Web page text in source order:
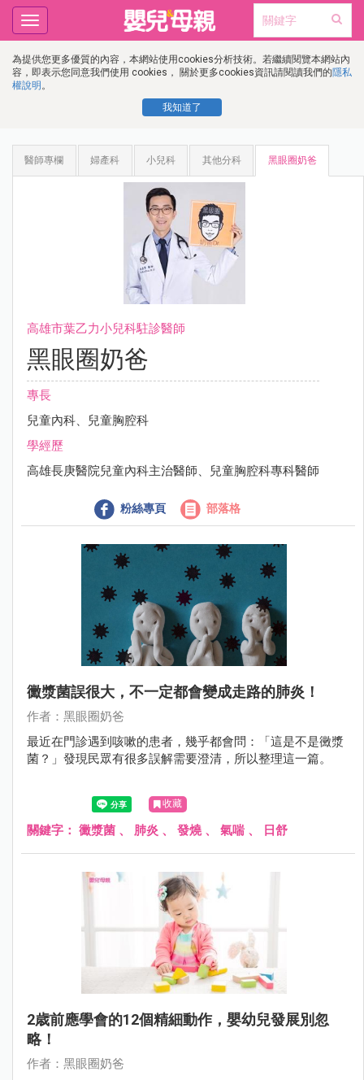
為提供您更多優質的內容，本網站使用cookies分析技術。若繼續閱覽本網站內
容，即表示您同意我們使用 cookies， 關於更多cookies資訊請閱讀我們的隱私
權說明 。
我知道了
Toggle
navigation
醫師專欄 婦產科 小兒科 其他分科 黑眼圈奶爸
高雄市葉乙力小兒科駐診醫師
黑眼圈奶爸
專長
兒童內科、兒童胸腔科
學經歷
高雄長庚醫院兒童內科主治醫師、兒童胸腔科專科醫師
粉絲專頁 部落格
黴漿菌誤很大，不一定都會變成走路的肺炎！
作者：黑眼圈奶爸
最近在門診遇到咳嗽的患者，幾乎都會問：「這是不是黴漿
菌？」發現民眾有很多誤解需要澄清，所以整理這一篇。
收藏
關鍵字： 黴漿菌 、 肺炎 、 發燒、 氣喘、 日舒
2歳前應學會的12個精細動作，嬰幼兒發展別忽
略！
作者：黑眼圈奶爸